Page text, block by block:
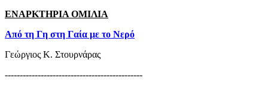
ΕΝΑΡΚΤΗΡΙΑ ΟΜΙΛΙΑ
Από τη Γη στη Γαία με το Νερό
Γεώργιος Κ. Στουρνάρας
----------------------------------------------